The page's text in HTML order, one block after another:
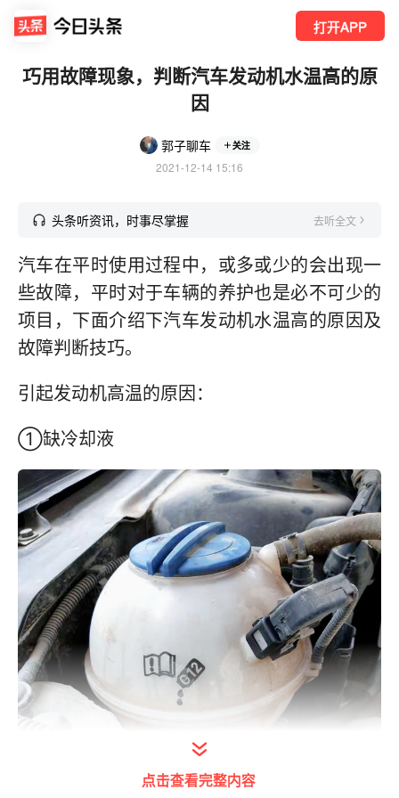
打开APP
巧用故障现象，判断汽车发动机水温高的原
因
郭子聊车 关注
2021-12-14 15:16
头条听资讯，时事尽掌握 去听全文
汽车在平时使用过程中，或多或少的会出现一
些故障，平时对于车辆的养护也是必不可少的
项目，下面介绍下汽车发动机水温高的原因及
故障判断技巧。
引起发动机高温的原因：
①缺冷却液
点击查看完整内容